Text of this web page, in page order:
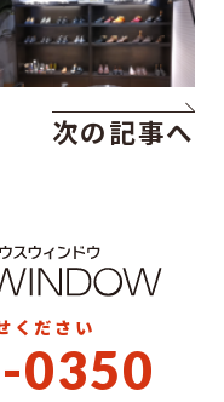
次の記事へ
ください
0350